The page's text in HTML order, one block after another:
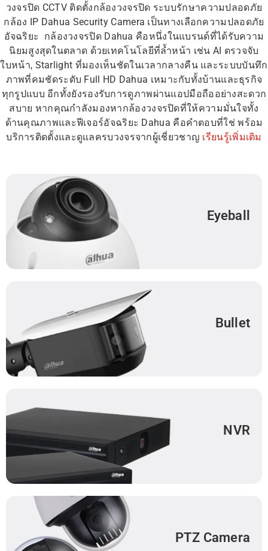
วงจรปิด CCTV ติดตั้งกล้องวงจรปิด ระบบรักษาความปลอดภัย
กล้อง IP Dahua Security Camera เป็นทางเลือกความปลอดภัย
อัจฉริยะ กล้องวงจรปิด Dahua คือหนึ่งในแบรนด์ที่ได้รับความ
นิยมสูงสุดในตลาด ด้วยเทคโนโลยีที่ล้ำหน้า เช่น AI ตรวจจับ
ใบหน้า, Starlight ที่มองเห็นชัดในเวลากลางคืน และระบบบันทึก
ภาพที่คมชัดระดับ Full HD Dahua เหมาะกับทั้งบ้านและธุรกิจ
ทุกรูปแบบ อีกทั้งยังรองรับการดูภาพผ่านแอปมือถืออย่างสะดวก
สบาย หากคุณกำลังมองหากล้องวงจรปิดที่ให้ความมั่นใจทั้ง
ด้านคุณภาพและฟีเจอร์อัจฉริยะ Dahua คือคำตอบที่ใช่ พร้อม
บริการติดตั้งและดูแลครบวงจรจากผู้เชี่ยวชาญ เรียนรู้เพิ่มเติม
Eyeball
Bullet
NVR
PTZ Camera